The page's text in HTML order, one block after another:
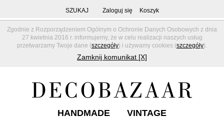
Zgodnie z Rozporządzeniem Ogólnym o Ochronie Danych Osobowych z dnia
27 kwietnia 2016 r. informujemy, że w celu realizacji naszych usług
przetwarzamy Twoje dane (szczegóły) i używamy cookies (szczegóły).
Zamknij komunikat [X]
SZUKAJ Zaloguj się Koszyk
HANDMADE VINTAGE